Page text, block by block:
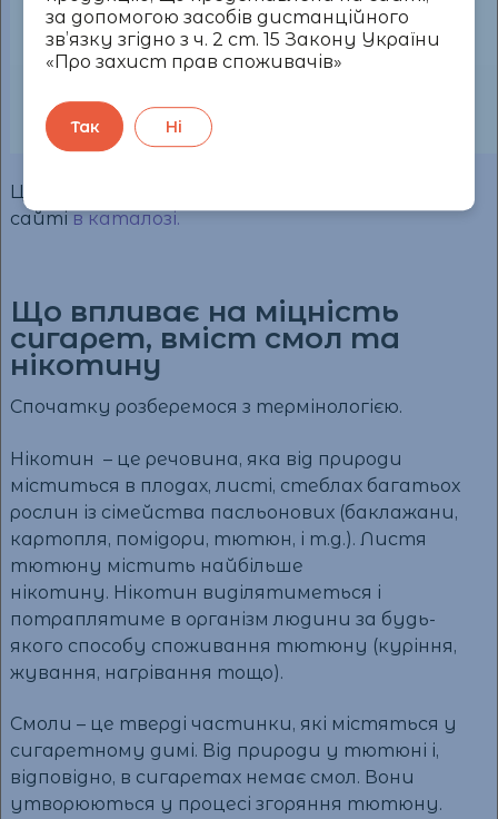
за допомогою засобів дистанційного
зв’язку згідно з ч. 2 ст. 15 Закону України
«Про захист прав споживачів»
Так Ні
Super
Slims
Platinum
Ці сигарети ви можете придбати на нашому
сайтів каталозі.
Що впливає на міцність
сигарет, вміст смол та
нікотину
Спочатку розберемося з термінологією.
Нікотин – це речовина, яка від природи
міститься в плодах, листі, стеблах багатьох
рослин із сімейства пасльонових (баклажани,
картопля, помідори, тютюн, і т.д.). Листя
тютюну містить найбільше
нікотину. Нікотин виділятиметься і
потраплятиме в організм людини за будь-
якого способу споживання тютюну (куріння,
жування, нагрівання тощо).
Смоли – це тверді частинки, які містяться у
сигаретному димі. Від природи у тютюні і,
відповідно, в сигаретах немає смол. Вони
утворюються у процесі згоряння тютюну.